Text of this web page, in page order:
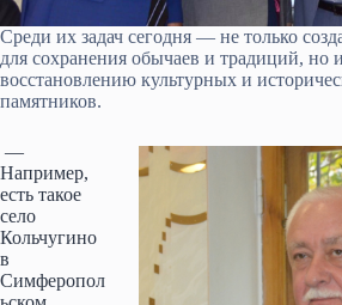
Среди их задач сегодня — не только
для сохранения обычаев и традиций, но
восстановлению культурных и
памятников.
—
Например,
есть такое
село
Кольчугино
в
Симферопол